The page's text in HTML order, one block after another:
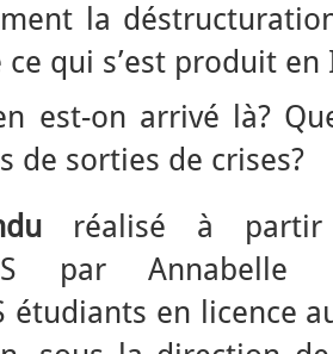
la
ce qui s’est produit
est-on arrivé là?
de sorties de crises?
réalisé à partir
par
étudiants en licence